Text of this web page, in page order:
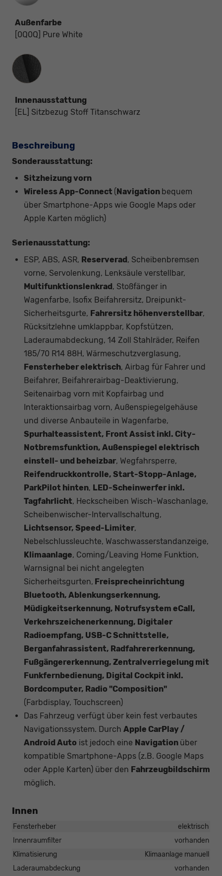
Außenfarbe
[0Q0Q] Pure White
Innenausstattung
Innenausstattung
[EL] Sitzbezug Stoff Titanschwarz
Beschreibung
Sonderausstattung:
Sitzheizung vorn
Wireless App-Connect ( Navigation bequem
über Smartphone-Apps wie Google Maps oder
Apple Karten möglich)
Serienausstattung:
ESP, ABS, ASR, Reserverad , Scheibenbremsen
vorne, Servolenkung, Lenksäule verstellbar,
Multifunktionslenkrad , Stoßfänger in
Wagenfarbe, Isofix Beifahrersitz, Dreipunkt-
Sicherheitsgurte, Fahrersitz höhenverstellbar,
Rücksitzlehne umklappbar, Kopfstützen,
Laderaumabdeckung, 14 Zoll Stahlräder, Reifen
185/70 R14 88H, Wärmeschutzverglasung,
Fensterheber elektrisch, Airbag für Fahrer und
Beifahrer, Beifahrerairbag-Deaktivierung,
Seitenairbag vorn mit Kopfairbag und
Interaktionsairbag vorn, Außenspiegelgehäuse
und diverse Anbauteile in Wagenfarbe,
Spurhalteassistent, Front Assist inkl. City-
Notbremsfunktion, Außenspiegel elektrisch
einstell- und beheizbar, Wegfahrsperre,
Reifendruckkontrolle, Start-Stopp-Anlage,
ParkPilot hinten, LED-Scheinwerfer inkl.
Tagfahrlicht, Heckscheiben Wisch-Waschanlage,
Scheibenwischer-Intervallschaltung,
Lichtsensor, Speed-Limiter,
Nebelschlussleuchte, Waschwasserstandanzeige,
Klimaanlage, Coming/Leaving Home Funktion,
Warnsignal bei nicht angelegten
Sicherheitsgurten, Freisprecheinrichtung
Bluetooth, Ablenkungserkennung,
Müdigkeitserkennung, Notrufsystem eCall,
Verkehrszeichenerkennung, Digitaler
Radioempfang, USB-C Schnittstelle,
Berganfahrassistent, Radfahrererkennung,
Fußgängererkennung, Zentralverriegelung mit
Funkfernbedienung, Digital Cockpit inkl.
Bordcomputer, Radio "Composition"
(Farbdisplay, Touchscreen)
Das Fahrzeug verfügt über kein fest verbautes
Navigationssystem. Durch Apple CarPlay /
Android Auto ist jedoch eine Navigation über
kompatible Smartphone-Apps (z.B. Google Maps
oder Apple Karten) über den Fahrzeugbildschirm
möglich.
Innen
Fensterheber
elektrisch
Innenraumfilter
vorhanden
Klimatisierung
Klimaanlage manuell
Laderaumabdeckung
vorhanden